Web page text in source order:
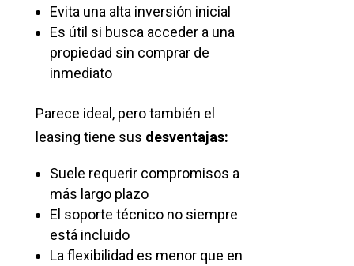
Evita una alta inversión inicial
Es útil si busca acceder a una
propiedad sin comprar de
inmediato
Parece ideal, pero también el
leasing tiene sus desventajas:
Suele requerir compromisos a
más largo plazo
El soporte técnico no siempre
está incluido
La flexibilidad es menor que en